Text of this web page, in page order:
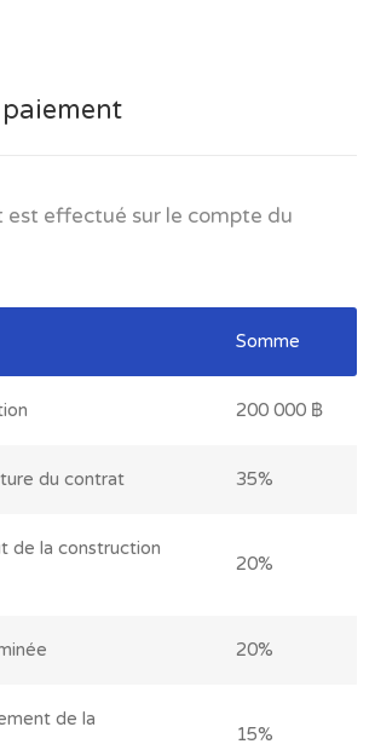
est effectué sur le compte du
Somme
200 000 ฿
du contrat 35%
de la construction
20%
20%
de la
15%